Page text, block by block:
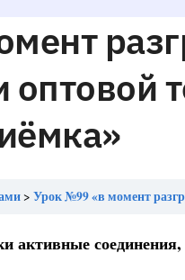
оптовой
Урок №99 «в момент разгрузки
активные